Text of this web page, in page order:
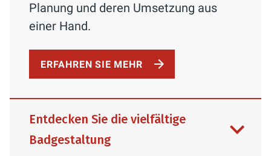
Planung und deren Umsetzung aus
einer Hand.
ERFAHREN SIE MEHR
Entdecken Sie die vielfältige
Badgestaltung